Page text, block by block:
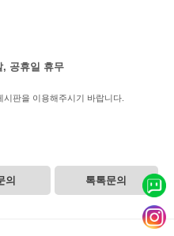
, 공휴일 휴무
판을 이용해주시기 바랍니다.
의 톡톡문의